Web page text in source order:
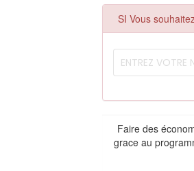
SI Vous
Faire des
grace au